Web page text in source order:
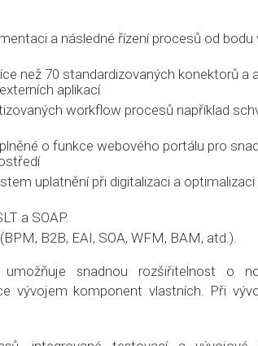
a následné řízení procesů od bodu
než 70 standardizovaných konektorů a
aplikací
workflow procesů například
o funkce webového portálu pro
uplatnění při digitalizaci a
a SOAP.
B2B, EAI, SOA, WFM, BAM, atd.).
snadnou rozšiřitelnost o
vývojem komponent vlastních. Při